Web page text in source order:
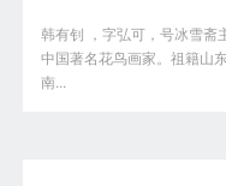
韩有钊 ，字弘可，号冰雪斋
中国著名花鸟画家。祖籍山
南...